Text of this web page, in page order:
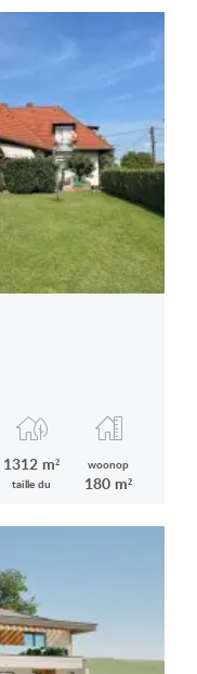
1312 m²
taille du
woonop
180 m²